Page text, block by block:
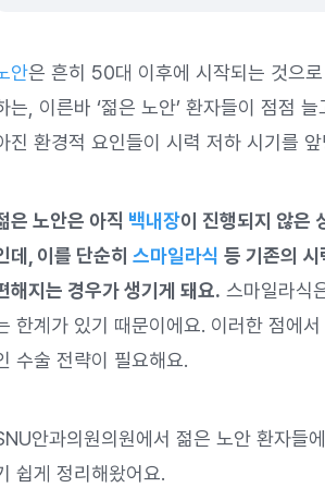
안은 흔히 50대 이후에 시작되는 것으
는, 이른바 ‘젊은 노안’ 환자들이 점점
진 환경적 요인들이 시력 저하 시기를
은 노안은 아직 백내장이 진행되지 않은
데, 이를 단순히 스마일라식 등 기존의
해지는 경우가 생기게 돼요. 스마일라식
한계가 있기 때문이에요. 이러한 점에
수술 전략이 필요해요.
안과의원의원에서 젊은 노안 환자들
쉽게 정리해왔어요.